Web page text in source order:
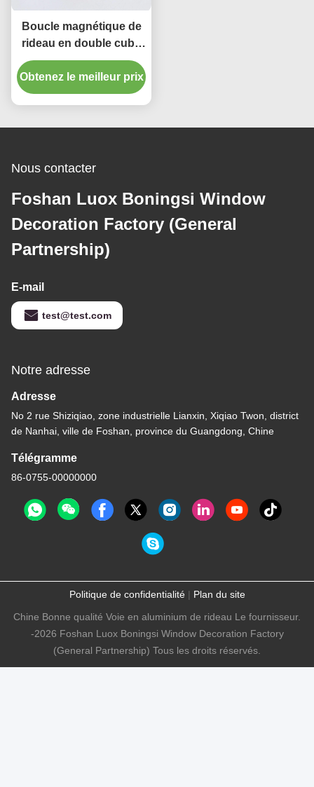
Boucle magnétique de
rideau en double cube
en couleur pièce de S
pour enfants “
Obtenez le meilleur prix
Nous contacter
Foshan Luox Boningsi Window
Decoration Factory (General
Partnership)
E-mail
test@test.com
Notre adresse
Adresse
No 2 rue Shiziqiao, zone industrielle Lianxin, Xiqiao Twon, district
de Nanhai, ville de Foshan, province du Guangdong, Chine
Télégramme
86-0755-00000000
Politique de confidentialité| Plan du site
Chine Bonne qualité Voie en aluminium de rideau Le fournisseur.
-2026 Foshan Luox Boningsi Window Decoration Factory
(General Partnership) Tous les droits réservés.